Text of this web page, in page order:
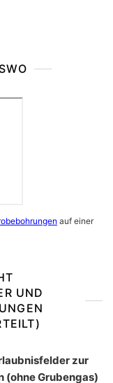
auf einer
UND
zur
(ohne Grubengas)